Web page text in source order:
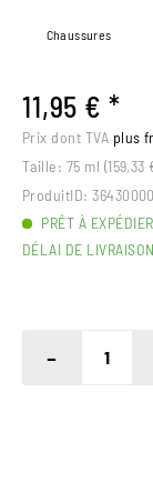
Chaussures
11,95 € *
Prix dont TVA plus
Taille: 75 ml (159,33
ProduitID:
PRÊT À
DÉLAI DE
-